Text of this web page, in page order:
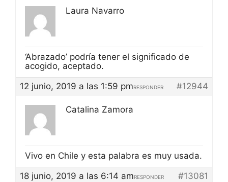
Laura Navarro
‘Abrazado’ podría tener el significado de
acogido, aceptado.
12 junio, 2019 a las 1:59 pm
#12944
RESPONDER
Catalina Zamora
Vivo en Chile y esta palabra es muy usada.
18 junio, 2019 a las 6:14 am
#13081
RESPONDER